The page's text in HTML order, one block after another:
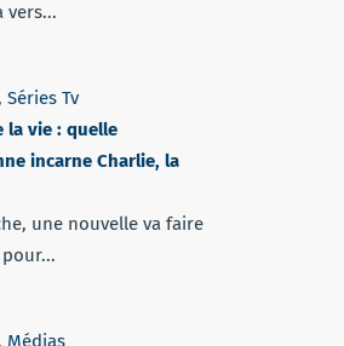
vers...
, Séries Tv
la vie : quelle
incarne Charlie, la
une nouvelle va faire
, Médias